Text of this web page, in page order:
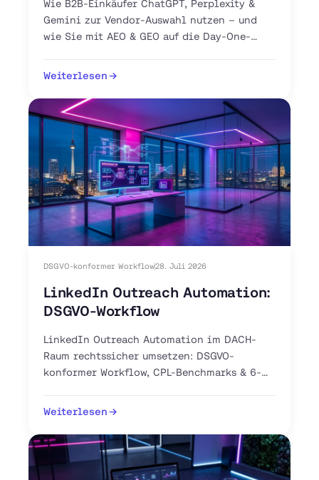
Wie B2B-Einkäufer ChatGPT, Perplexity &
Gemini zur Vendor-Auswahl nutzen – und
wie Sie mit AEO & GEO auf die Day-One-
Weiterlesen
DSGVO-konformer Workflow28. Juli 2026
LinkedIn Outreach Automation:
DSGVO-Workflow
LinkedIn Outreach Automation im DACH-
Raum rechtssicher umsetzen: DSGVO-
konformer Workflow, CPL-Benchmarks & 6-
aufsetzen.
Weiterlesen